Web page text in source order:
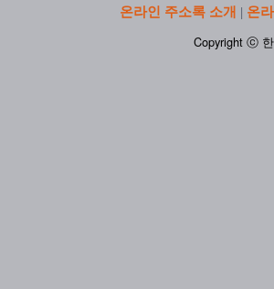
온라인 주소록 소개 | 온
Copyright ⓒ